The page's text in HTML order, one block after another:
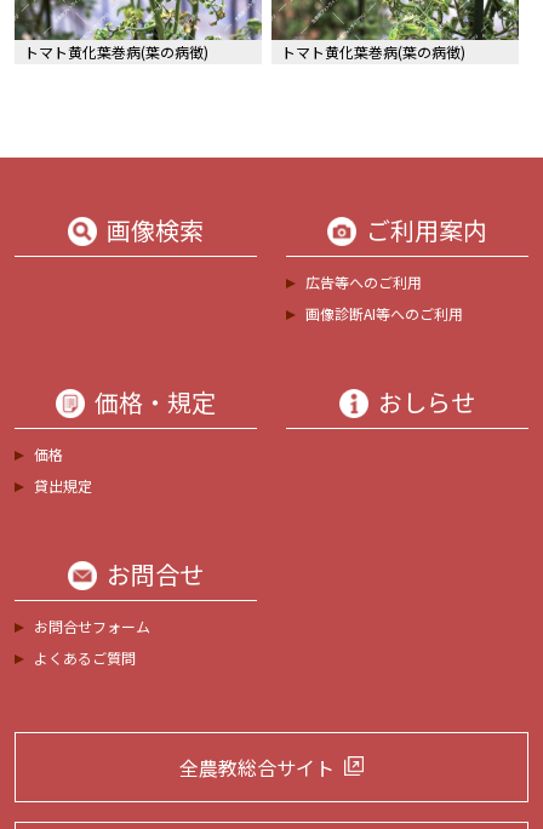
トマト黄化葉巻病(葉の病徴) トマト黄化葉巻病(葉の病徴)
画像検索 ご利用案内
広告等へのご利用
画像診断AI等へのご利用
価格・規定
価格
貸出規定
おしらせ
お問合せ
お問合せフォーム
よくあるご質問
全農教総合サイト